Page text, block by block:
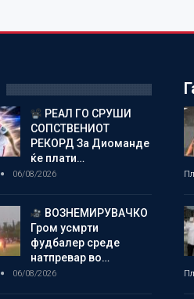
РЕАЛ ГО СРУШИ
СОПСТВЕНИОТ
РЕКОРД За Диоманде
ќе плати…
06/08/2026
ВОЗНЕМИРУВАЧКО
Гром усмрти
фудбалер среде
натпревар во…
06/08/2026